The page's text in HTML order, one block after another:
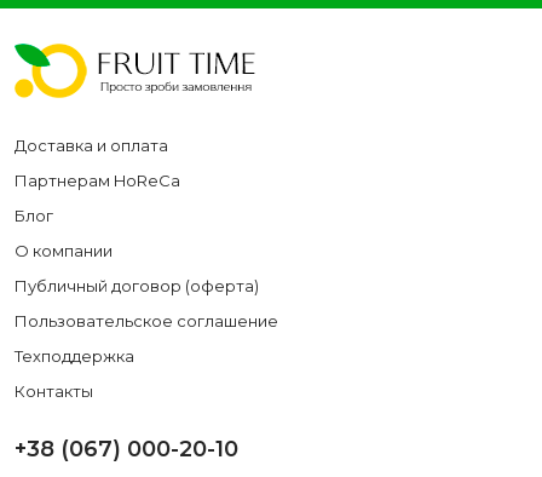
Доставка и оплата
Партнерам HoReCa
Блог
О компании
Публичный договор (оферта)
Пользовательское соглашение
Техподдержка
Контакты
+38 (067) 000-20-10